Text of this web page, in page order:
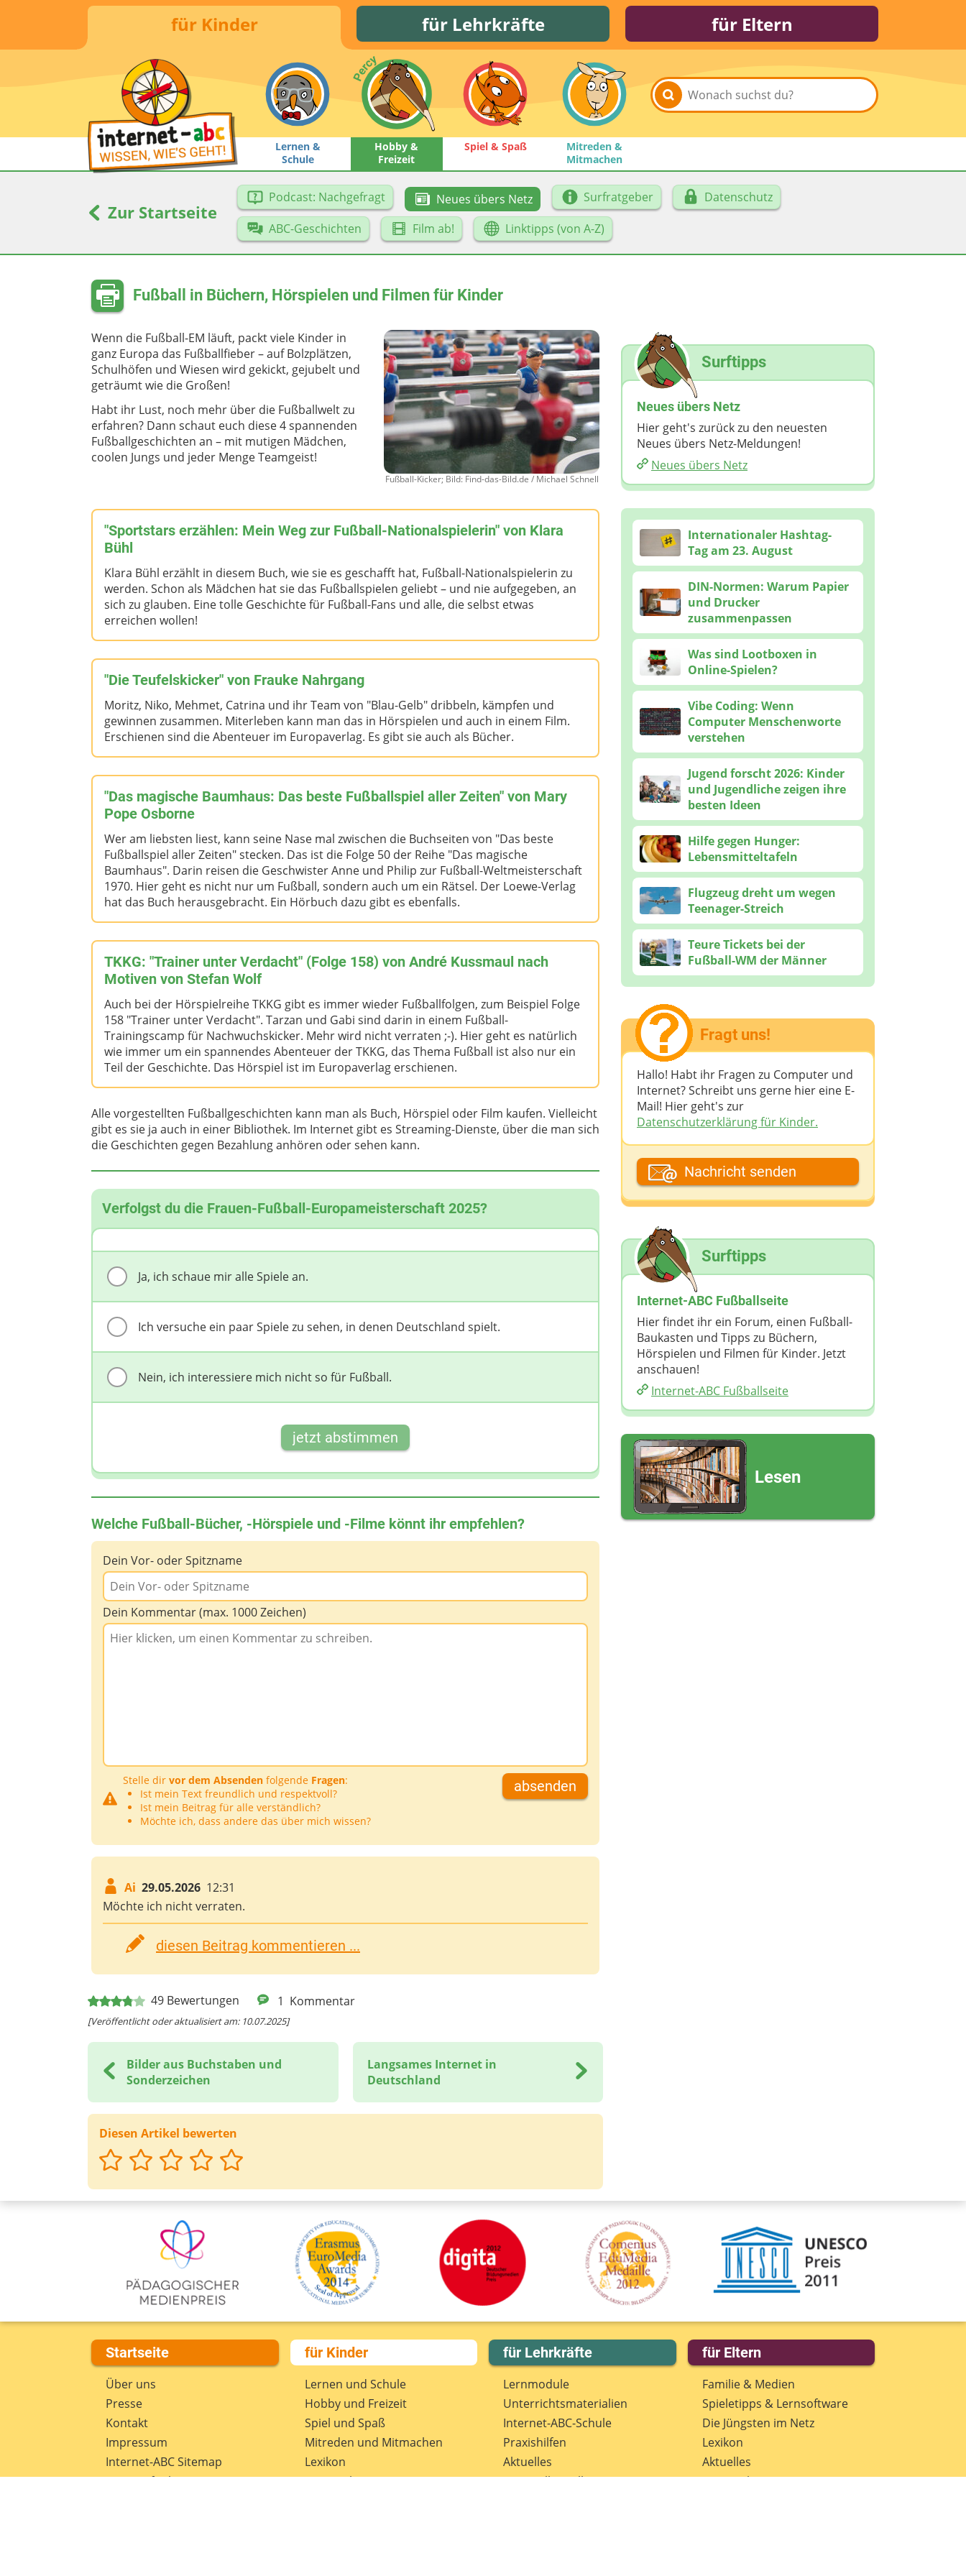
für Kinder für Lehrkräfte für Eltern
Lernen &
Schule
Hobby &
Freizeit
Spiel & Spaß
Mitreden &
Mitmachen
Zur Startseite
Podcast: Nachgefragt Neues übers Netz Surfratgeber
Datenschutz
ABC-Geschichten
Film ab! Linktipps (von A-Z)
Fußball in Büchern, Hörspielen und Filmen für Kinder
Fußball-Kicker; Bild: Find-das-Bild.de / Michael Schnell
Wenn die Fußball-EM läuft, packt viele Kinder in
ganz Europa das Fußballfieber – auf Bolzplätzen,
Schulhöfen und Wiesen wird gekickt, gejubelt und
geträumt wie die Großen!
Habt ihr Lust, noch mehr über die Fußballwelt zu
erfahren? Dann schaut euch diese 4 spannenden
Fußballgeschichten an – mit mutigen Mädchen,
coolen Jungs und jeder Menge Teamgeist!
"Sportstars erzählen: Mein Weg zur Fußball-Nationalspielerin" von Klara
Bühl
Klara Bühl erzählt in diesem Buch, wie sie es geschafft hat, Fußball-Nationalspielerin zu
werden. Schon als Mädchen hat sie das Fußballspielen geliebt – und nie aufgegeben, an
sich zu glauben. Eine tolle Geschichte für Fußball-Fans und alle, die selbst etwas
erreichen wollen!
"Die Teufelskicker" von Frauke Nahrgang
Moritz, Niko, Mehmet, Catrina und ihr Team von "Blau-Gelb" dribbeln, kämpfen und
gewinnen zusammen. Miterleben kann man das in Hörspielen und auch in einem Film.
Erschienen sind die Abenteuer im Europaverlag. Es gibt sie auch als Bücher.
"Das magische Baumhaus: Das beste Fußballspiel aller Zeiten" von Mary
Pope Osborne
Wer am liebsten liest, kann seine Nase mal zwischen die Buchseiten von "Das beste
Fußballspiel aller Zeiten" stecken. Das ist die Folge 50 der Reihe "Das magische
Baumhaus". Darin reisen die Geschwister Anne und Philip zur Fußball-Weltmeisterschaft
1970. Hier geht es nicht nur um Fußball, sondern auch um ein Rätsel. Der Loewe-Verlag
hat das Buch herausgebracht. Ein Hörbuch dazu gibt es ebenfalls.
TKKG: "Trainer unter Verdacht" (Folge 158) von André Kussmaul nach
Motiven von Stefan Wolf
Auch bei der Hörspielreihe TKKG gibt es immer wieder Fußballfolgen, zum Beispiel Folge
158 "Trainer unter Verdacht". Tarzan und Gabi sind darin in einem Fußball-
Trainingscamp für Nachwuchskicker. Mehr wird nicht verraten ;-). Hier geht es natürlich
wie immer um ein spannendes Abenteuer der TKKG, das Thema Fußball ist also nur ein
Teil der Geschichte. Das Hörspiel ist im Europaverlag erschienen.
Alle vorgestellten Fußballgeschichten kann man als Buch, Hörspiel oder Film kaufen. Vielleicht
gibt es sie ja auch in einer Bibliothek. Im Internet gibt es Streaming-Dienste, über die man sich
die Geschichten gegen Bezahlung anhören oder sehen kann.
Verfolgst du die Frauen-Fußball-Europameisterschaft 2025?
Ja, ich schaue mir alle Spiele an.
Ich versuche ein paar Spiele zu sehen, in denen Deutschland spielt.
Nein, ich interessiere mich nicht so für Fußball.
jetzt abstimmen
Welche Fußball-Bücher, -Hörspiele und -Filme könnt ihr empfehlen?
Dein Vor- oder Spitzname
Dein Kommentar (max. 1000 Zeichen)
Stelle dir vor dem Absenden folgende Fragen:
Ist mein Text freundlich und respektvoll?
Ist mein Beitrag für alle verständlich?
Möchte ich, dass andere das über mich wissen?
absenden
Ai 29.05.2026 12:31
Möchte ich nicht verraten.
diesen Beitrag kommentieren ...
49 Bewertungen 1 Kommentar
[Veröffentlicht oder aktualisiert am: 10.07.2025]
Bilder aus Buchstaben und
Sonderzeichen
Langsames Internet in
Deutschland
Diesen Artikel bewerten
Surftipps
Neues übers Netz
Hier geht's zurück zu den neuesten
Neues übers Netz-Meldungen!
Neues übers Netz
Internationaler Hashtag-
Tag am 23. August
DIN-Normen: Warum Papier
und Drucker
zusammenpassen
Was sind Lootboxen in
Online-Spielen?
Vibe Coding: Wenn
Computer Menschenworte
verstehen
Jugend forscht 2026: Kinder
und Jugendliche zeigen ihre
besten Ideen
Hilfe gegen Hunger:
Lebensmitteltafeln
Flugzeug dreht um wegen
Teenager-Streich
Teure Tickets bei der
Fußball-WM der Männer
Fragt uns!
Hallo! Habt ihr Fragen zu Computer und
Internet? Schreibt uns gerne hier eine E-
Mail! Hier geht's zur
Datenschutzerklärung für Kinder.
Dein Fantasiename
Deine E-Mail-Adresse (wenn du eine
Antwort möchtest)
Deine Nachricht
Nachricht senden
Surftipps
Internet-ABC Fußballseite
Hier findet ihr ein Forum, einen Fußball-
Baukasten und Tipps zu Büchern,
Hörspielen und Filmen für Kinder. Jetzt
anschauen!
Internet-ABC Fußballseite
Lesen
Startseite
Über uns
Presse
Kontakt
Impressum
Internet-ABC Sitemap
Barrierefreiheit
für Kinder
Lernen und Schule
Hobby und Freizeit
Spiel und Spaß
Mitreden und Mitmachen
Lexikon
Datenschutz
für Lehrkräfte
Lernmodule
Unterrichts­materialien
Internet-ABC-Schule
Praxishilfen
Aktuelles
Materialbestellung
für Eltern
Familie & Medien
Spieletipps & Lernsoftware
Die Jüngsten im Netz
Lexikon
Aktuelles
Datenschutz